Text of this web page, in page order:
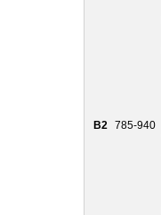
B2 785-940